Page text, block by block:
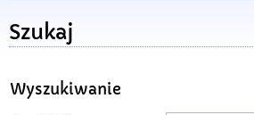
Szukaj
Wyszukiwanie